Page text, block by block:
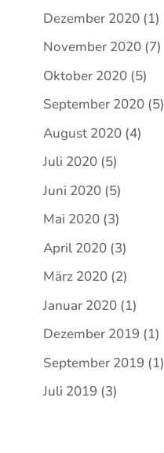
Dezember 2020(1)
November 2020(7)
Oktober 2020(5)
September 2020(5)
August 2020(4)
Juli 2020(5)
Juni 2020(5)
Mai 2020(3)
April 2020(3)
März 2020(2)
Januar 2020(1)
Dezember 2019 (1)
September 2019 (1)
Juli 2019 (3)